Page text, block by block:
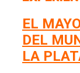
EL
DEL
LA